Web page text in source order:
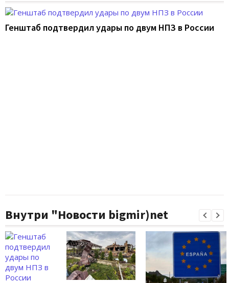
Генштаб подтвердил удары по двум НПЗ в России
Внутри "Новости bigmir)net